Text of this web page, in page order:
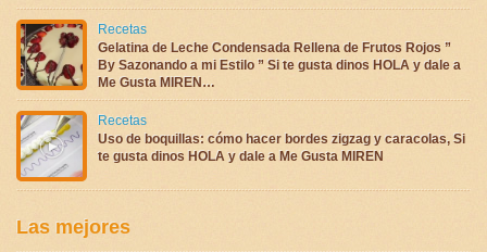
Recetas
Gelatina de Leche Condensada Rellena de Frutos Rojos ”
By Sazonando a mi Estilo ” Si te gusta dinos HOLA y dale a
Me Gusta MIREN…
Recetas
Uso de boquillas: cómo hacer bordes zigzag y caracolas, Si
te gusta dinos HOLA y dale a Me Gusta MIREN
Las mejores